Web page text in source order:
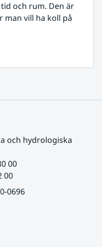
och rum. Den är
man vill ha koll på
och hydrologiska
00
00
0696